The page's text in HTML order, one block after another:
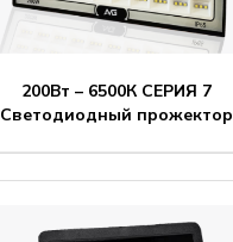
200Вт – 6500К СЕРИЯ 7
Светодиодный прожектор